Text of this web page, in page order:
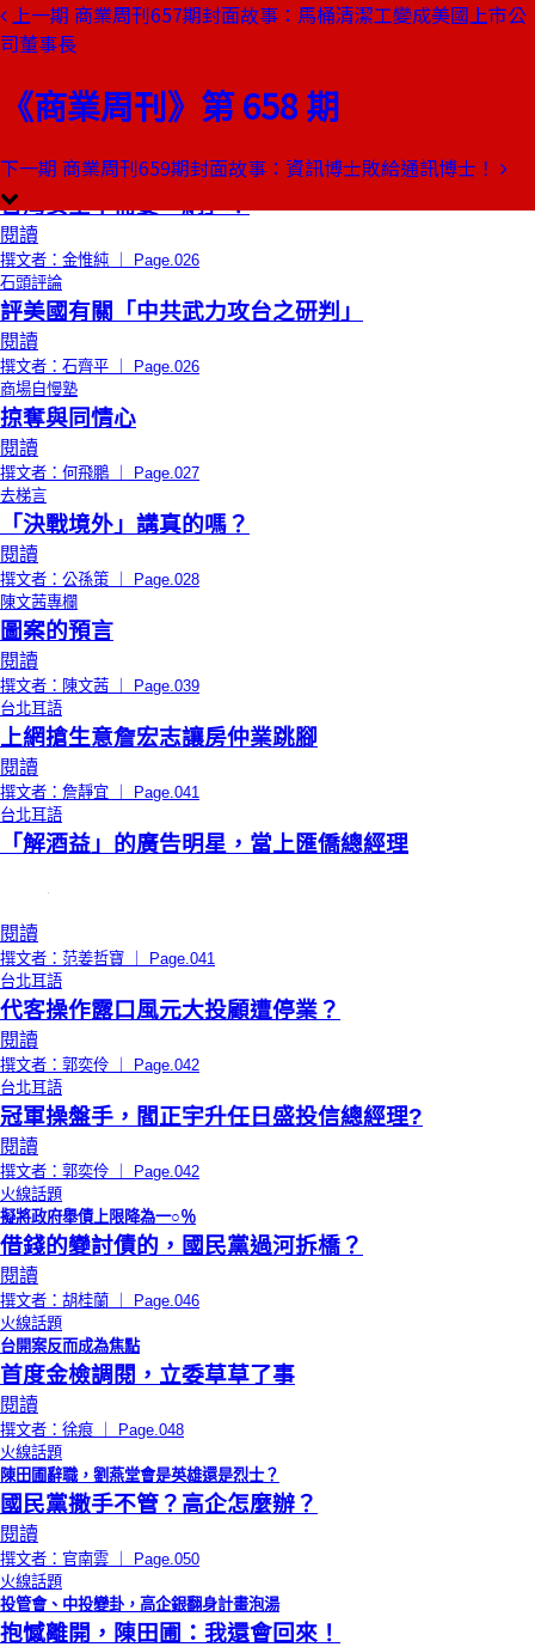
上一期 商業周刊657期封面故事：馬桶清潔工變成美國上市公
司董事長
《商業周刊》第 658 期
下一期 商業周刊659期封面故事：資訊博士敗給通訊博士！
本期目錄
預覽文章
新強人時代
閱讀
創辦人聊天室
台灣安全不需要「網」！
閱讀
撰文者：金惟純 ｜ Page.026
石頭評論
評美國有關「中共武力攻台之研判」
閱讀
撰文者：石齊平 ｜ Page.026
商場自慢塾
掠奪與同情心
閱讀
撰文者：何飛鵬 ｜ Page.027
去梯言
「決戰境外」講真的嗎？
閱讀
撰文者：公孫策 ｜ Page.028
陳文茜專欄
圖案的預言
閱讀
撰文者：陳文茜 ｜ Page.039
台北耳語
上網搶生意詹宏志讓房仲業跳腳
閱讀
撰文者：詹靜宜 ｜ Page.041
台北耳語
「解酒益」的廣告明星，當上匯僑總經理
閱讀
撰文者：范姜哲寶 ｜ Page.041
台北耳語
代客操作露口風元大投顧遭停業？
閱讀
撰文者：郭奕伶 ｜ Page.042
台北耳語
冠軍操盤手，閻正宇升任日盛投信總經理?
閱讀
撰文者：郭奕伶 ｜ Page.042
火線話題
擬將政府舉債上限降為一○％
借錢的變討債的，國民黨過河拆橋？
閱讀
撰文者：胡桂蘭 ｜ Page.046
火線話題
台開案反而成為焦點
首度金檢調閱，立委草草了事
閱讀
撰文者：徐痕 ｜ Page.048
火線話題
陳田圃辭職，劉燕堂會是英雄還是烈士？
國民黨撒手不管？高企怎麼辦？
閱讀
撰文者：官南雲 ｜ Page.050
火線話題
投管會、中投變卦，高企銀翻身計畫泡湯
抱憾離開，陳田圃：我還會回來！